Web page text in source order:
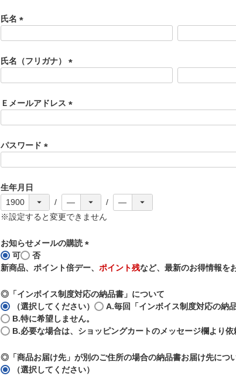
氏名
須
)
氏名（フリガナ）
須
)
Ｅメールアドレス
)
パスワード
)
生年月日
※設定すると変更できません
お知らせメールの購読
必
)
可
否
新商品、ポイント倍デー、 ポイント残など、最新のお得情報を
◎「インボイス制度対応の納品書」について
（選択してください）
A.毎回「インボイス制度対応の納
B.特に希望しません。
B.必要な場合は、ショッピングカートのメッセージ欄より依
◎「商品お届け先」が別のご住所の場合の納品書お届け先につ
（選択してください）